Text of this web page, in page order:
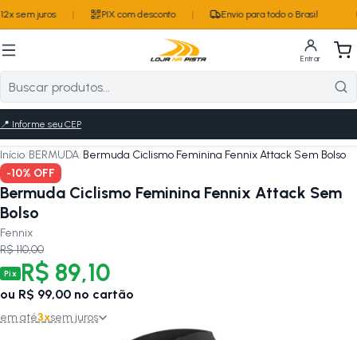
sem juros PIX com desconto Envio para todo o Brasil
Entrar
📍 Informe seu CEP
Início/BERMUDA/Bermuda Ciclismo Feminina Fennix Attack Sem Bolso
-10% OFF
Bermuda Ciclismo Feminina Fennix Attack Sem
Bolso
Fennix
R$ 110,00
Pix R$ 89,10
ou R$ 99,00 no cartão
em até3xsem juros